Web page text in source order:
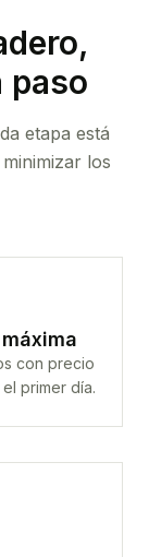
paso
etapa está
los
con precio
primer día.